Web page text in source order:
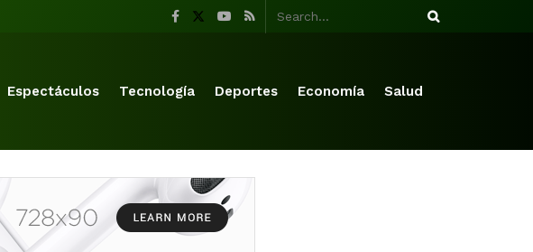
Espectáculos Tecnología Deportes Economía Salud